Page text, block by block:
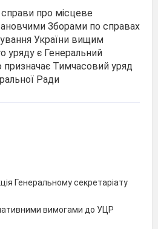
про місцеве
Зборами по справах
України вищим
уряду є Генеральний
призначає Тимчасовий уряд
Ради
Генеральному секретаріату
вимогами до УЦР